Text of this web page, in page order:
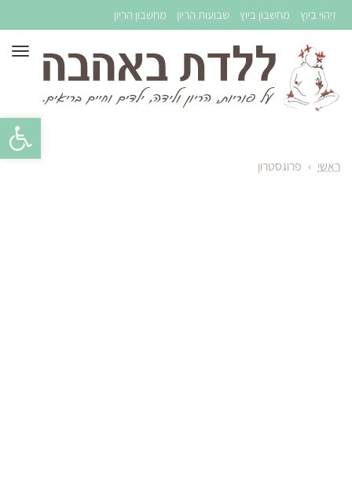
זיהוי ביוץ מחשבון ביוץ שבועות הריון מחשבון הריון
ראשי › פרוגסטרון
פתח